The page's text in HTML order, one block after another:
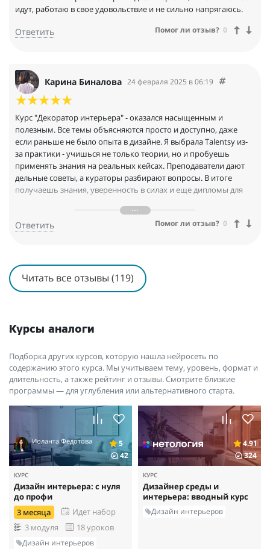
идут, работаю в свое удовольствие и не сильно напрягаюсь.
Ответить Помог ли отзыв? 0
Карина Биналова 24 февраля 2025 в 06:19
Курс "Декоратор интерьера" - оказался насыщенным и
полезным. Все темы объясняются просто и доступно, даже
если раньше не было опыта в дизайне. Я выбрала Talentsy из-
за практики - учишься не только теории, но и пробуешь
применять знания на реальных кейсах. Преподаватели дают
дельные советы, а кураторы разбирают вопросы. В итоге
получаешь знания, уверенность в силах и еще дипломы для
сфере дизайна или просто научиться делать пространство
вокруг себя красивым и уютным.
Ответить Помог ли отзыв? 0
Читать все отзывы (119)
Курсы аналоги
Подборка других курсов, которую нашла нейросеть по
содержанию этого курса. Мы учитываем тему, уровень, формат и
длительность, а также рейтинг и отзывы. Смотрите близкие
программы — для углубления или альтернативного старта.
Иоланта Федотова
5
42
КУРС
Дизайн интерьера: с нуля
до профи
3 месяца
Идет набор
3 модуля
18 уроков
Дизайн интерьеров
4.91
324
КУРС
Дизайнер среды и
интерьера: вводный курс
Дизайн интерьеров